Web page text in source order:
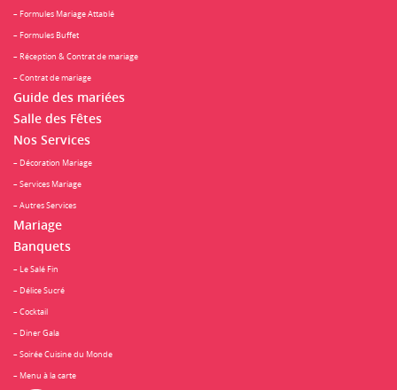
– Formules Mariage Attablé
– Formules Buffet
– Réception & Contrat de mariage
– Contrat de mariage
Guide des mariées
Salle des Fêtes
Nos Services
– Décoration Mariage
– Services Mariage
– Autres Services
Mariage
Banquets
– Le Salé Fin
– Délice Sucré
– Cocktail
– Diner Gala
– Soirée Cuisine du Monde
– Menu à la carte